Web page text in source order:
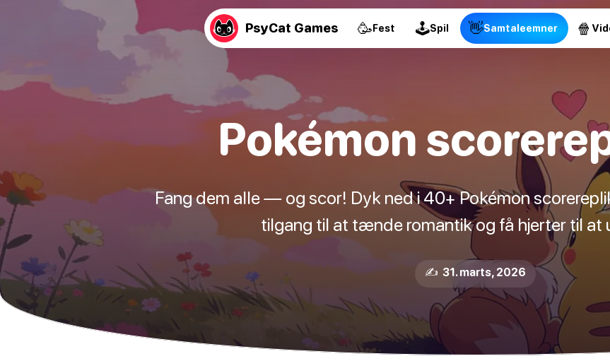
PsyCat Games 🥳Fest 🕹Spil 👋Samtaleemner 🍿
Pokémon
Fang dem alle — og scor! Dyk ned i 40+ Pokémon
tilgang til at tænde romantik og få hjerter til at
✍️ 31. marts, 2026